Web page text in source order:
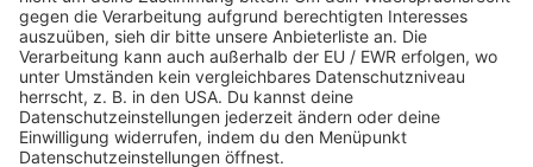
Es läuft:
TOTO mit HOLD THE LINE